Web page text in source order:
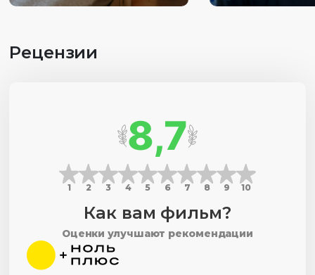
Рецензии
8,7
1 2 3 4 5 6 7 8 9 10
Как вам фильм?
Оценки улучшают рекомендации